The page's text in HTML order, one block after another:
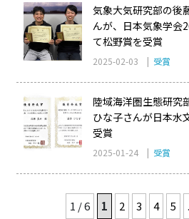
気象大気研究部の後
んが、日本気象学会
て松野賞を受賞
2025-02-03 | 受賞
陸域海洋圏生態研究
ひな子さんが日本水
受賞
2025-01-24 | 受賞
1 / 6 1 2 3 4 5